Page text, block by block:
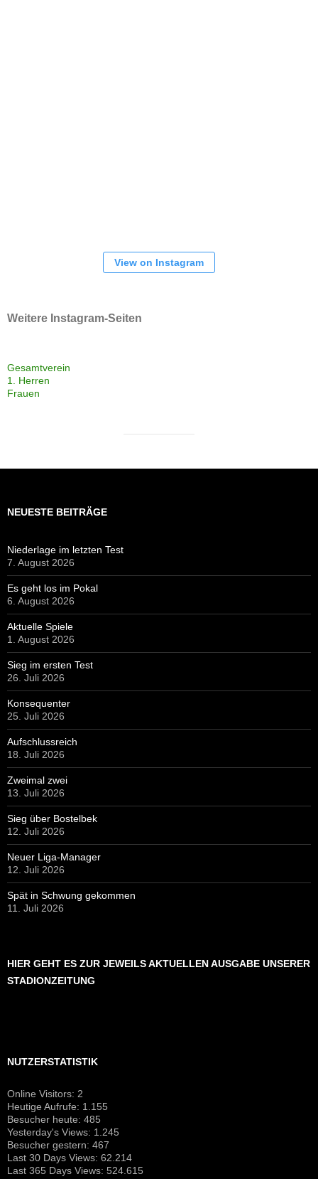
View on Instagram
Weitere Instagram-Seiten
Gesamtverein
1. Herren
Frauen
NEUESTE BEITRÄGE
Niederlage im letzten Test
7. August 2026
Es geht los im Pokal
6. August 2026
Aktuelle Spiele
1. August 2026
Sieg im ersten Test
26. Juli 2026
Konsequenter
25. Juli 2026
Aufschlussreich
18. Juli 2026
Zweimal zwei
13. Juli 2026
Sieg über Bostelbek
12. Juli 2026
Neuer Liga-Manager
12. Juli 2026
Spät in Schwung gekommen
11. Juli 2026
HIER GEHT ES ZUR JEWEILS AKTUELLEN AUSGABE UNSERER
STADIONZEITUNG
NUTZERSTATISTIK
Online Visitors: 2
Heutige Aufrufe: 1.155
Besucher heute: 485
Yesterday's Views: 1.245
Besucher gestern: 467
Last 30 Days Views: 62.214
Last 365 Days Views: 524.615